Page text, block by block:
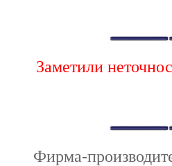
Заметили
Фирма-